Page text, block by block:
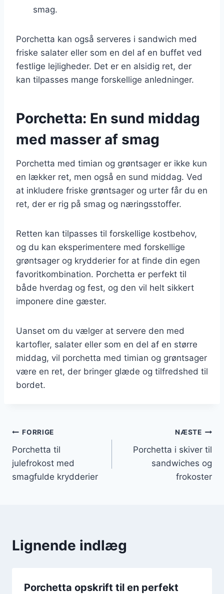
smag.
Porchetta kan også serveres i sandwich med
friske salater eller som en del af en buffet ved
festlige lejligheder. Det er en alsidig ret, der
kan tilpasses mange forskellige anledninger.
Porchetta: En sund middag
med masser af smag
Porchetta med timian og grøntsager er ikke kun
en lækker ret, men også en sund middag. Ved
at inkludere friske grøntsager og urter får du en
ret, der er rig på smag og næringsstoffer.
Retten kan tilpasses til forskellige kostbehov,
og du kan eksperimentere med forskellige
grøntsager og krydderier for at finde din egen
favoritkombination. Porchetta er perfekt til
både hverdag og fest, og den vil helt sikkert
imponere dine gæster.
Uanset om du vælger at servere den med
kartofler, salater eller som en del af en større
middag, vil porchetta med timian og grøntsager
være en ret, der bringer glæde og tilfredshed til
bordet.
Indlægsnavigation
FORRIGE
Porchetta til
julefrokost med
smagfulde krydderier
NÆSTE
Porchetta i skiver til
sandwiches og
frokoster
Lignende indlæg
Porchetta opskrift til en perfekt